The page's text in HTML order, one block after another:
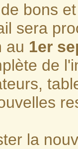
bons
sera
au 1er
de
la